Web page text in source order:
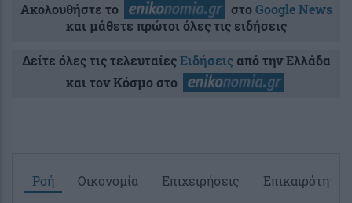
Ακολουθήστε το στοGoogle News
και μάθετε πρώτοι όλες τις ειδήσεις
Δείτε όλες τις τελευταίεςΕιδήσειςαπό την Ελλάδα
και τον Κόσμο στο
Ροή Οικονομία Επιχειρήσεις Επικαιρότητα